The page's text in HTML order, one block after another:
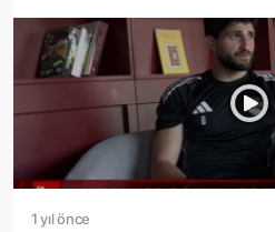
1 yıl önce